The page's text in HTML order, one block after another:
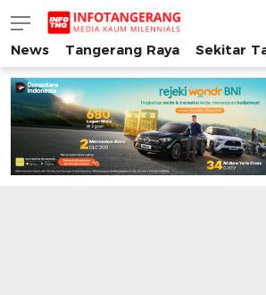
INFO TANGERANG
Media Kaum Millenials Tangerang
News Tangerang Raya Sekitar